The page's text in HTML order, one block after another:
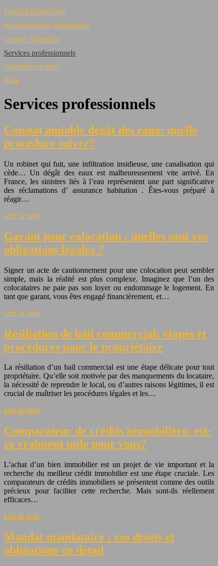
Devenir propriétaire
Investissements immobiliers
Gestion financière
Services professionnels
Valoriser son bien
Blog
Services professionnels
Constat amiable dégât des eaux: quelle
procédure suivre?
Un robinet qui fuit, une infiltration insidieuse, une canalisation qui
cède… Un dégât des eaux est malheureusement vite arrivé. En
France, les sinistres liés à l’eau représentent une part significative
des réclamations d’ assurance habitation . Êtes-vous préparé à
réagir…
Lire la suite
Garant pour colocation : quelles sont vos
obligations légales ?
Signer un acte de cautionnement pour une colocation peut sembler
simple, mais la réalité est plus complexe. Imaginez que l’un des
colocataires ne paie pas son loyer ou endommage le logement. En
tant que garant, vous êtes engagé financièrement, et…
Lire la suite
Résiliation de bail commercial: étapes et
procédures pour le propriétaire
La résiliation d’un bail commercial est une étape délicate pour tout
propriétaire. Qu’elle soit motivée par des manquements du locataire,
la nécessité de reprendre le local, ou d’autres raisons légitimes, il est
crucial de maîtriser les procédures légales et les…
Lire la suite
Comparateur de crédits immobiliers: est-
ce vraiment utile pour vous?
L’achat d’un bien immobilier est un projet de vie important et la
recherche du meilleur crédit immobilier est une étape cruciale. Les
comparateurs de crédits immobiliers se présentent comme des outils
précieux pour faciliter cette recherche. Mais sont-ils réellement
efficaces…
Lire la suite
Mandat mandataire : vos droits et
obligations en détail